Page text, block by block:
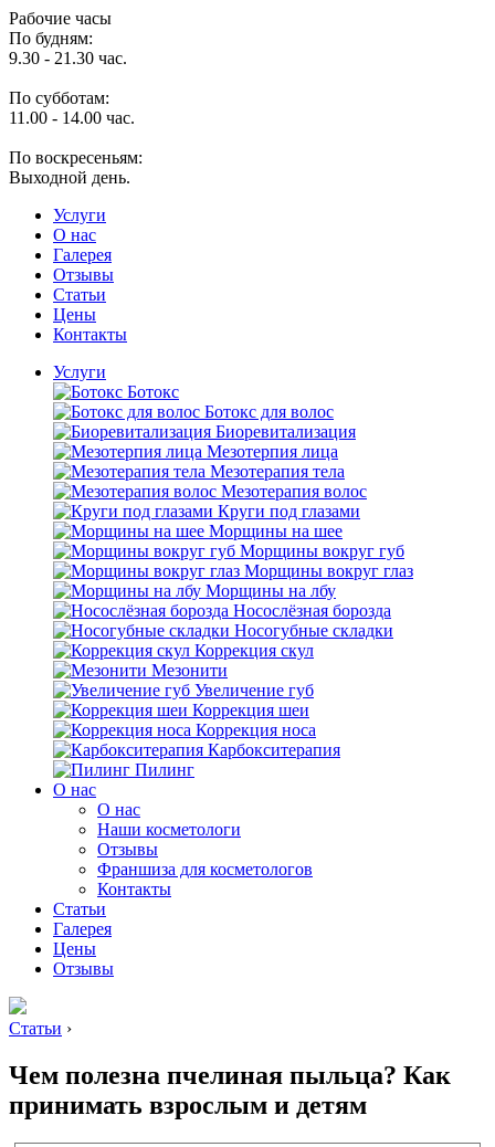
Рабочие часы
По будням:
9.30 - 21.30 час.
По субботам:
11.00 - 14.00 час.
По воскресеньям:
Выходной день.
Услуги
O нас
Галерея
Отзывы
Статьи
Цены
Контакты
Услуги
Ботокс
Ботокс для волос
Биоревитализация
Мезотерпия лица
Мезотерапия тела
Мезотерапия волос
Круги под глазами
Морщины на шее
Морщины вокруг губ
Морщины вокруг глаз
Морщины на лбу
Носослёзная борозда
Носогубные складки
Коррекция скул
Мезонити
Увеличение губ
Коррекция шеи
Коррекция носа
Карбокситерапия
Пилинг
O нас
O нас
Наши косметологи
Отзывы
Франшиза для косметологов
Контакты
Статьи
Галерея
Цены
Отзывы
Статьи ›
Чем полезна пчелиная пыльца? Как
принимать взрослым и детям